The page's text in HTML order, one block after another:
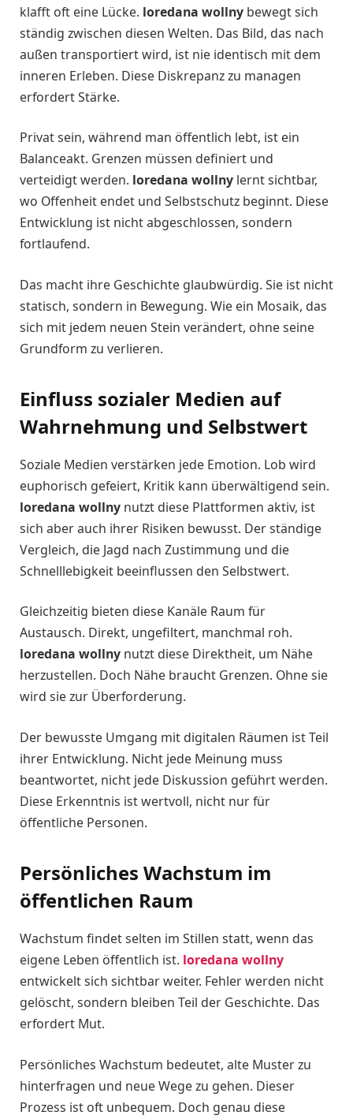
klafft oft eine Lücke. loredana wollny bewegt sich
ständig zwischen diesen Welten. Das Bild, das nach
außen transportiert wird, ist nie identisch mit dem
inneren Erleben. Diese Diskrepanz zu managen
erfordert Stärke.
Privat sein, während man öffentlich lebt, ist ein
Balanceakt. Grenzen müssen definiert und
verteidigt werden. loredana wollny lernt sichtbar,
wo Offenheit endet und Selbstschutz beginnt. Diese
Entwicklung ist nicht abgeschlossen, sondern
fortlaufend.
Das macht ihre Geschichte glaubwürdig. Sie ist nicht
statisch, sondern in Bewegung. Wie ein Mosaik, das
sich mit jedem neuen Stein verändert, ohne seine
Grundform zu verlieren.
Einfluss sozialer Medien auf
Wahrnehmung und Selbstwert
Soziale Medien verstärken jede Emotion. Lob wird
euphorisch gefeiert, Kritik kann überwältigend sein.
loredana wollny nutzt diese Plattformen aktiv, ist
sich aber auch ihrer Risiken bewusst. Der ständige
Vergleich, die Jagd nach Zustimmung und die
Schnelllebigkeit beeinflussen den Selbstwert.
Gleichzeitig bieten diese Kanäle Raum für
Austausch. Direkt, ungefiltert, manchmal roh.
loredana wollny nutzt diese Direktheit, um Nähe
herzustellen. Doch Nähe braucht Grenzen. Ohne sie
wird sie zur Überforderung.
Der bewusste Umgang mit digitalen Räumen ist Teil
ihrer Entwicklung. Nicht jede Meinung muss
beantwortet, nicht jede Diskussion geführt werden.
Diese Erkenntnis ist wertvoll, nicht nur für
öffentliche Personen.
Persönliches Wachstum im
öffentlichen Raum
Wachstum findet selten im Stillen statt, wenn das
eigene Leben öffentlich ist. loredana wollny
entwickelt sich sichtbar weiter. Fehler werden nicht
gelöscht, sondern bleiben Teil der Geschichte. Das
erfordert Mut.
Persönliches Wachstum bedeutet, alte Muster zu
hinterfragen und neue Wege zu gehen. Dieser
Prozess ist oft unbequem. Doch genau diese